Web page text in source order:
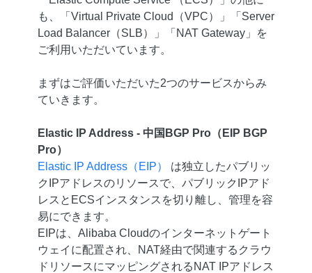
も、「Virtual Private Cloud（VPC）」「Server
Load Balancer（SLB）」「NAT Gateway」を
ご利用いただいています。
まずはご評価いただいた2つのサービスからみ
ていきます。
Elastic IP Address - 中国BGP Pro（EIP BGP
Pro）
Elastic IP Address（EIP） は独立したパブリッ
クIPアドレスのリソースで、パブリックIPアド
レスとECSインスタンスを切り離し、管理を容
易にできます。
EIPは、Alibaba Cloudのインターネットゲート
ウェイに配置され、NAT経由で関連するクラウ
ドリソースにマッピングされるNAT IPアドレス